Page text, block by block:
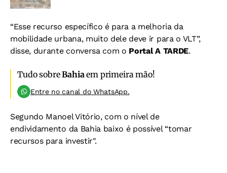
“Esse recurso específico é para a melhoria da
mobilidade urbana, muito dele deve ir para o VLT”,
disse, durante conversa com o Portal A TARDE.
Tudo sobreBahia em primeira mão!
Entre no canal do WhatsApp.
Segundo Manoel Vitório, com o nível de
endividamento da Bahia baixo é possível “tomar
recursos para investir".